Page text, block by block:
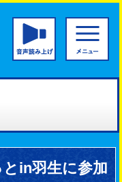
かすみがうら市
音声読み
in羽生に参加